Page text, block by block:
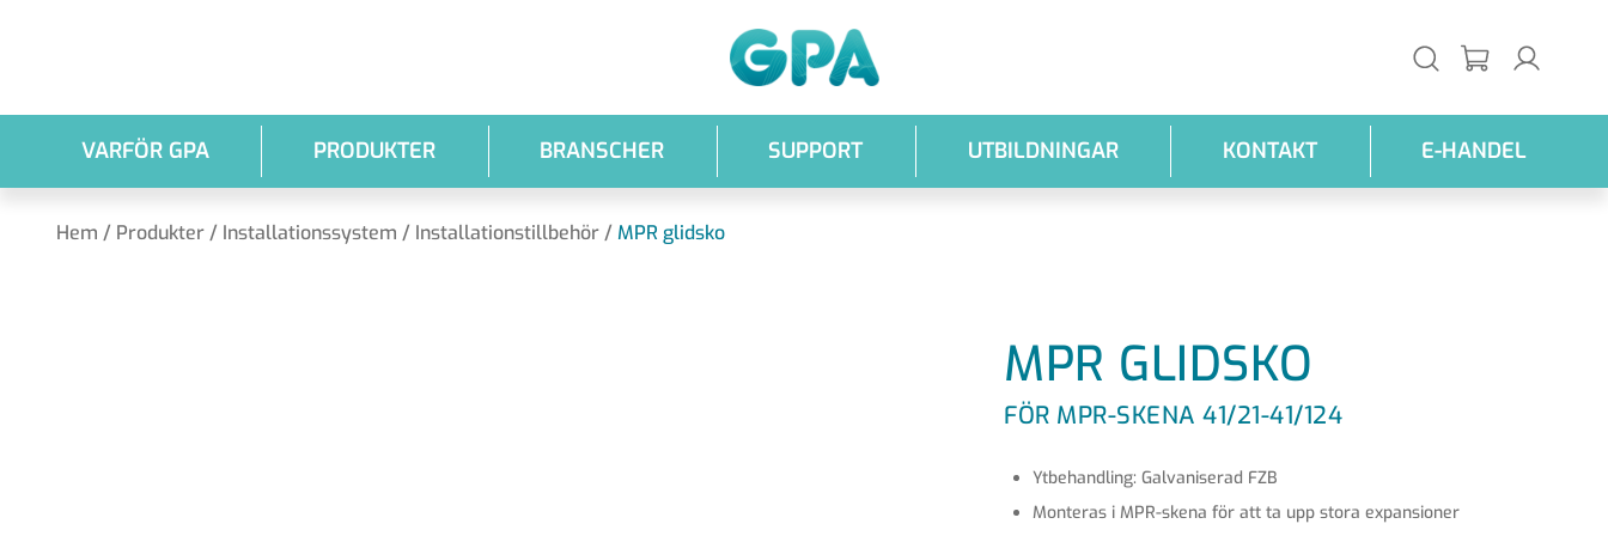
VARFÖR GPA PRODUKTER BRANSCHER SUPPORT UTBILDNINGAR KONTAKT E-HANDEL
Hem / Produkter / Installationssystem / Installationstillbehör / MPR glidsko
MPR GLIDSKO
FÖR MPR-SKENA 41/21-41/124
Ytbehandling: Galvaniserad FZB
Monteras i MPR-skena för att ta upp stora expansioner